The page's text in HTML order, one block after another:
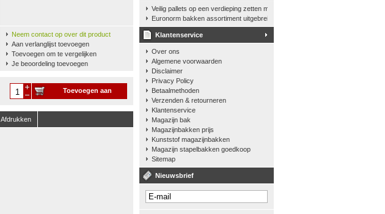
Neem contact op over dit product
Aan verlanglijst toevoegen
Toevoegen om te vergelijken
Je beoordeling toevoegen
Toevoegen aan
Afdrukken
Veilig pallets op een verdieping zetten met een palletkantelhek
Euronorm bakken assortiment uitgebreid
Klantenservice
Over ons
Algemene voorwaarden
Disclaimer
Privacy Policy
Betaalmethoden
Verzenden & retourneren
Klantenservice
Magazijn bak
Magazijnbakken prijs
Kunststof magazijnbakken
Magazijn stapelbakken goedkoop
Sitemap
Nieuwsbrief